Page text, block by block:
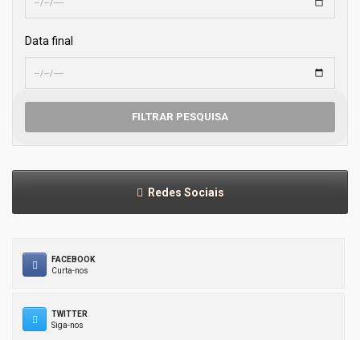
Data final
FILTRAR PESQUISA
Redes Sociais
FACEBOOK
Curta-nos
TWITTER
Siga-nos